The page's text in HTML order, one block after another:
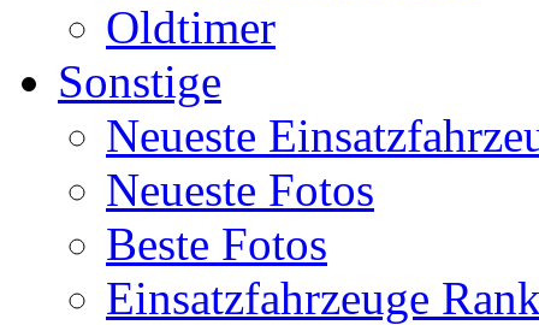
Oldtimer
Sonstige
Neueste
Neueste Fotos
Beste Fotos
Einsatzfahrzeuge